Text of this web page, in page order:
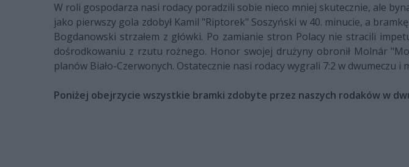
W roli gospodarza nasi rodacy poradzili sobie nieco mniej skutecznie, ale
jako pierwszy gola zdobył Kamil "Riptorek" Soszyński w 40. minucie, a
Bogdanowski strzałem z główki. Po zamianie stron Polacy nie stracili
dośrodkowaniu z rzutu rożnego. Honor swojej drużyny obronił Molnár
planów Biało-Czerwonych. Ostatecznie nasi rodacy wygrali 7:2 w dwumeczu
Poniżej obejrzycie wszystkie bramki zdobyte przez naszych rodaków w